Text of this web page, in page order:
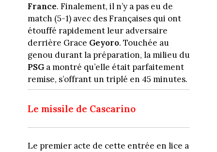
France. Finalement, il n’y a pas eu de
match (5-1) avec des Françaises qui ont
étouffé rapidement leur adversaire
derrière Grace Geyoro. Touchée au
genou durant la préparation, la milieu du
PSGa montré qu’elle était parfaitement
remise, s’offrant un triplé en 45 minutes.
Le missile de Cascarino
Le premier acte de cette entrée en lice a